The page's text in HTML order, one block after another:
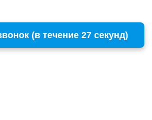
(в течение 27 секунд)